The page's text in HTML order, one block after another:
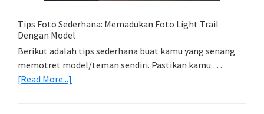
Tips Foto Sederhana: Memadukan Foto Light Trail
Dengan Model
Berikut adalah tips sederhana buat kamu yang senang
memotret model/teman sendiri. Pastikan kamu …
[Read More...]